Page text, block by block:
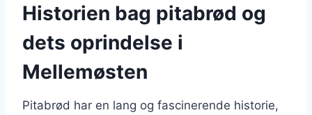
Historien bag pitabrød og
dets oprindelse i
Mellemøsten
Pitabrød har en lang og fascinerende historie,